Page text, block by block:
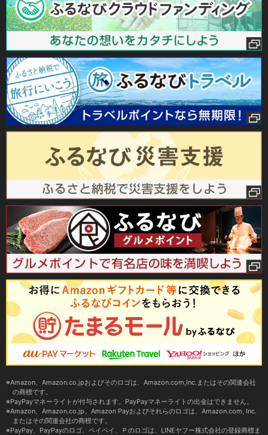
Amazon、Amazon.co.jpおよびそのロゴは、Amazon.com,Inc.またはその関連会社
の商標です。
PayPayマネーライトが付与されます。PayPayマネーライトの出金はできません。
Amazon、Amazon.co.jp、Amazon Payおよびそれらのロゴは、Amazon.com, Inc.
またはその関連会社の商標です。
PayPay、PayPayのロゴ、ペイペイ、Ｐのロゴは、LINEヤフー株式会社の登録商標ま